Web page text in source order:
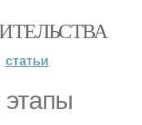
статьи